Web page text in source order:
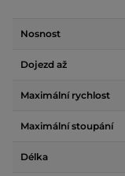
Nosnost
Dojezd až
Maximální rychlost
Maximální stoupání
Délka